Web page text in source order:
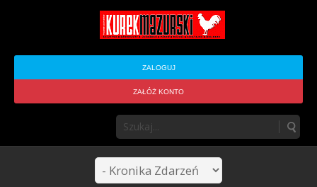
ZALOGUJ
ZAŁÓŻ KONTO